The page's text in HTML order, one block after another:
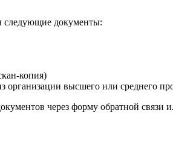
следующие документы:
копия)
высшего или среднего
через форму обратной